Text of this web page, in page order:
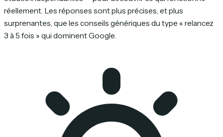
réellement. Les réponses sont plus précises, et plus
surprenantes, que les conseils génériques du type « relancez
3 à 5 fois » qui dominent Google.